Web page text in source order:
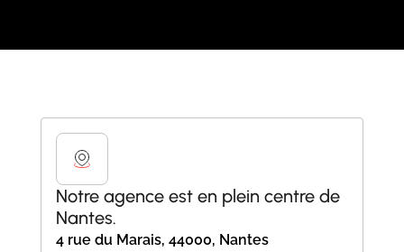
Notre agence est en plein centre de
Nantes.
4 rue du Marais, 44000, Nantes